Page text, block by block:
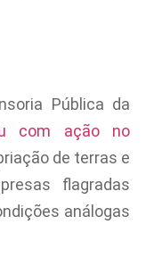
Pública da
com ação no
de terras e
flagradas
análogas